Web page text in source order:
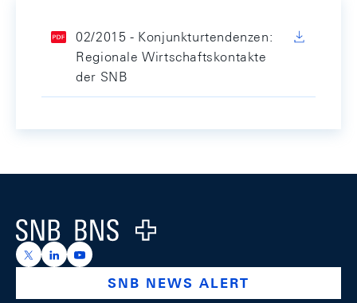
02/2015 - Konjunkturtendenzen:
Regionale Wirtschaftskontakte
der SNB
Logo
https://x.com/snb_bns
https://ch.linkedin.com/company/swiss-national-
https://www.youtube.com/@swissnationalbank
SNB NEWS ALERT